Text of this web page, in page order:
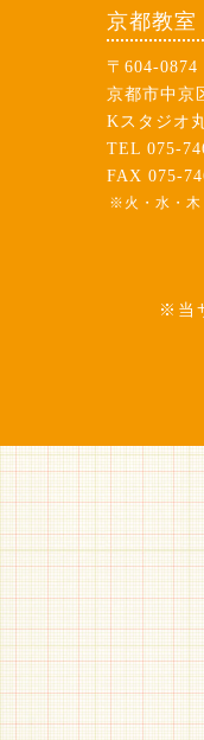
京都教室
〒604-0874
京都市中京
Kスタジオ
TEL 075-
FAX 075-
※火・水・木
※当